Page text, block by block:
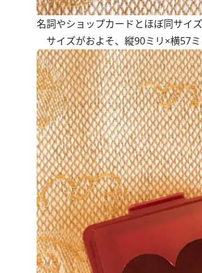
名詞やショップカードとほぼ同サイズ
サイズがおよそ、縦90ミリ×横57